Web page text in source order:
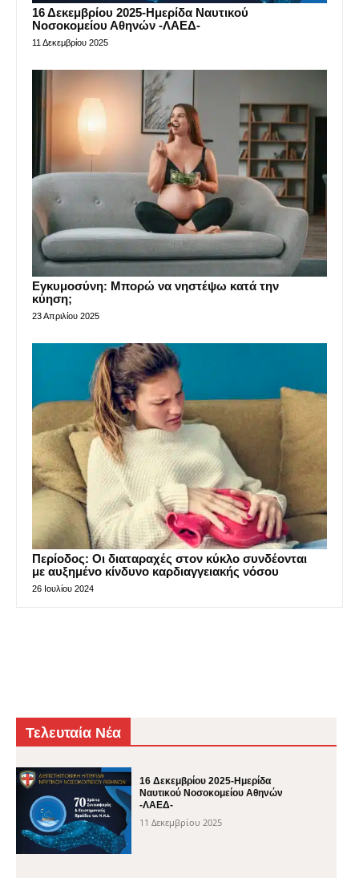
16 Δεκεμβρίου 2025-Ημερίδα Ναυτικού
Νοσοκομείου Αθηνών -ΛΑΕΔ-
11 Δεκεμβρίου 2025
Εγκυμοσύνη: Μπορώ να νηστέψω κατά την
κύηση;
23 Απριλίου 2025
Περίοδος: Οι διαταραχές στον κύκλο συνδέονται
με αυξημένο κίνδυνο καρδιαγγειακής νόσου
26 Ιουλίου 2024
Τελευταία Νέα
16 Δεκεμβρίου 2025-Ημερίδα
Ναυτικού Νοσοκομείου Αθηνών
-ΛΑΕΔ-
11 Δεκεμβρίου 2025